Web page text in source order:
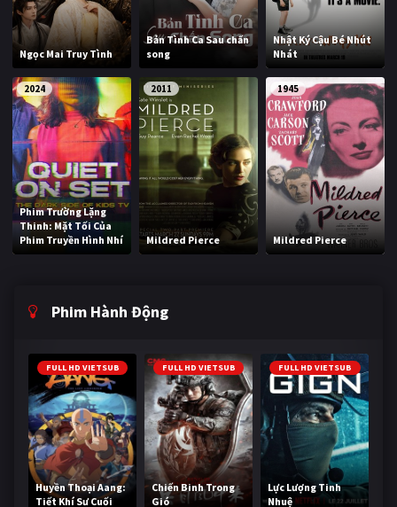
Ngọc Mai Truy Tình
Bản Tình Ca Sau chấn
song
Nhật Ký Cậu Bé Nhút
Nhát
2024
Phim Trường Lặng
Thinh: Mặt Tối Của
Phim Truyền Hình Nhí
2011
Mildred Pierce
1945
Mildred Pierce
Phim Hành Động
FULL HD VIETSUB
Huyền Thoại Aang:
Tiết Khí Sư Cuối
FULL HD VIETSUB
Chiến Binh Trong
Gió
FULL HD VIETSUB
Lực Lượng Tinh
Nhuệ